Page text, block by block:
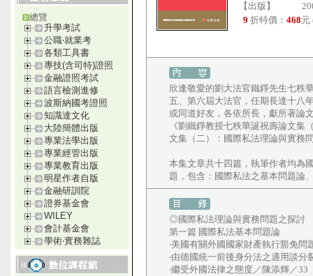
總覽
升學考試
公職‧就業考
各類工具書
專技(含司特)證照
金融證照考試
語言檢測進修
波斯納國考證照
知識達文化
大陸簡體出版
專業法學出版
專業經管出版
專業教育出版
明星作者自版
金融研訓院
證券基金會
WILEY
會計基金會
學術‧實務雜誌
【出版】
9 折特價： 468元
欣逢敬愛的劉大法官鐵錚先生七秩
五、第六屆大法官，任期長達十八
或同道好友，各依所長，獻所著論
《劉鐵錚教授七秩華誕祝壽論文
文集（二）：國際私法理論與實務
本集文章共十四篇，執筆作者均為
題，包含：國際私法之基本問題論
◎國際私法理論與實務問題之探討
第一篇 國際私法基本問題論
‧美國有關外國國家財產執行豁免問
‧由德國統一前後身分法之適用談
‧繼受外國法律之態度／陳添輝／33